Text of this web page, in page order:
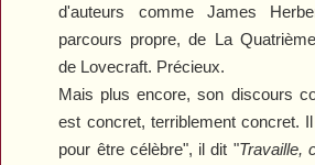
d'auteurs comme James
parcours propre, de La Quatrième
de Lovecraft. Précieux.
Mais plus encore, son discours
est concret, terriblement concret.
pour être célèbre", il dit "Travaille,